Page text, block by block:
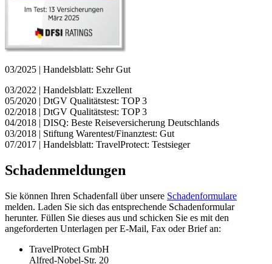
03/2025 | Handelsblatt: Sehr Gut
03/2022 | Handelsblatt: Exzellent
05/2020 | DtGV Qualitätstest: TOP 3
02/2018 | DtGV Qualitätstest: TOP 3
04/2018 | DISQ: Beste Reiseversicherung Deutschlands
03/2018 | Stiftung Warentest/Finanztest: Gut
07/2017 | Handelsblatt: TravelProtect: Testsieger
Schadenmeldungen
Sie können Ihren Schadenfall über unsere Schadenformulare
melden. Laden Sie sich das entsprechende Schadenformular
herunter. Füllen Sie dieses aus und schicken Sie es mit den
angeforderten Unterlagen per E-Mail, Fax oder Brief an:
TravelProtect GmbH
Alfred-Nobel-Str. 20